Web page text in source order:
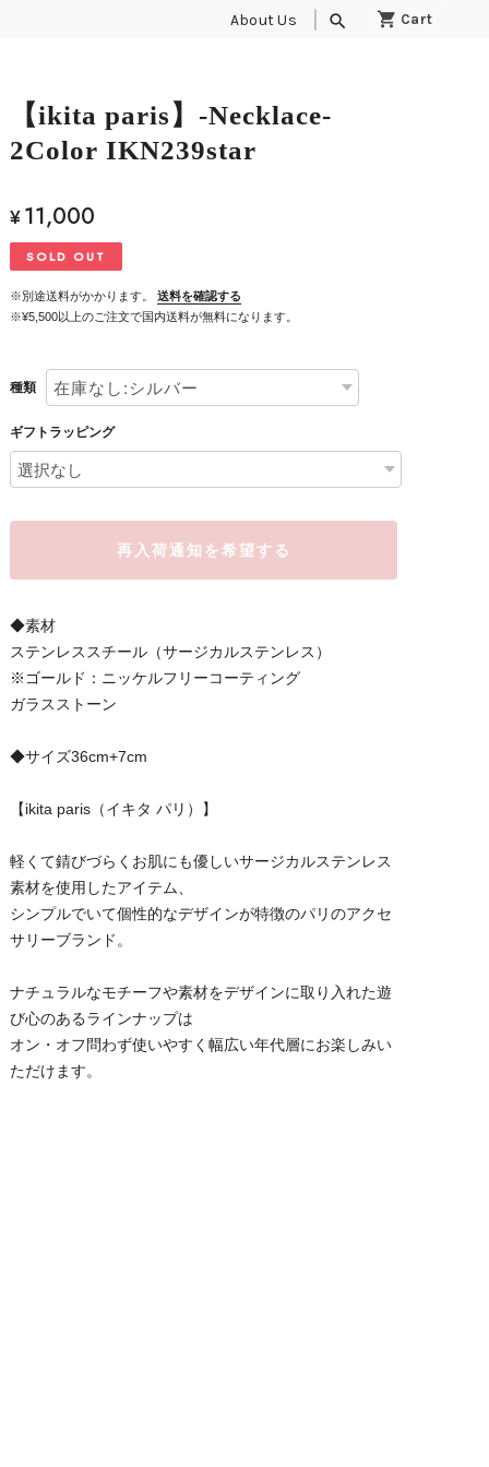
About Us search
【ikita paris】-Necklace-
2Color IKN239star
¥11,000
SOLD OUT
※別途送料がかかります。
送料を確認する
※¥5,500以上のご注文で国内送料が無料になります。
種類
ギフトラッピング
再入荷通知を希望する
◆素材
ステンレススチール（サージカルステンレス）
※ゴールド：ニッケルフリーコーティング
ガラスストーン
◆サイズ36cm+7cm
【ikita paris（イキタ パリ）】
軽くて錆びづらくお肌にも優しいサージカルステンレス
素材を使用したアイテム、
シンプルでいて個性的なデザインが特徴のパリのアクセ
サリーブランド。
ナチュラルなモチーフや素材をデザインに取り入れた遊
び心のあるラインナップは
オン・オフ問わず使いやすく幅広い年代層にお楽しみい
ただけます。